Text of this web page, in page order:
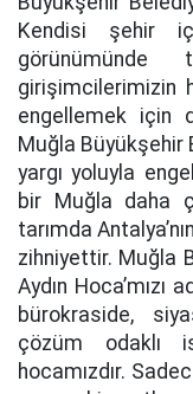
Kendisi şehir
görünümünde
girişimcilerimizin
engellemek için
Muğla Büyükşehir
yargı yoluyla
bir Muğla daha
tarımda
zihniyettir. Muğla
Aydın
bürokraside,
çözüm odaklı
hocamızdır.